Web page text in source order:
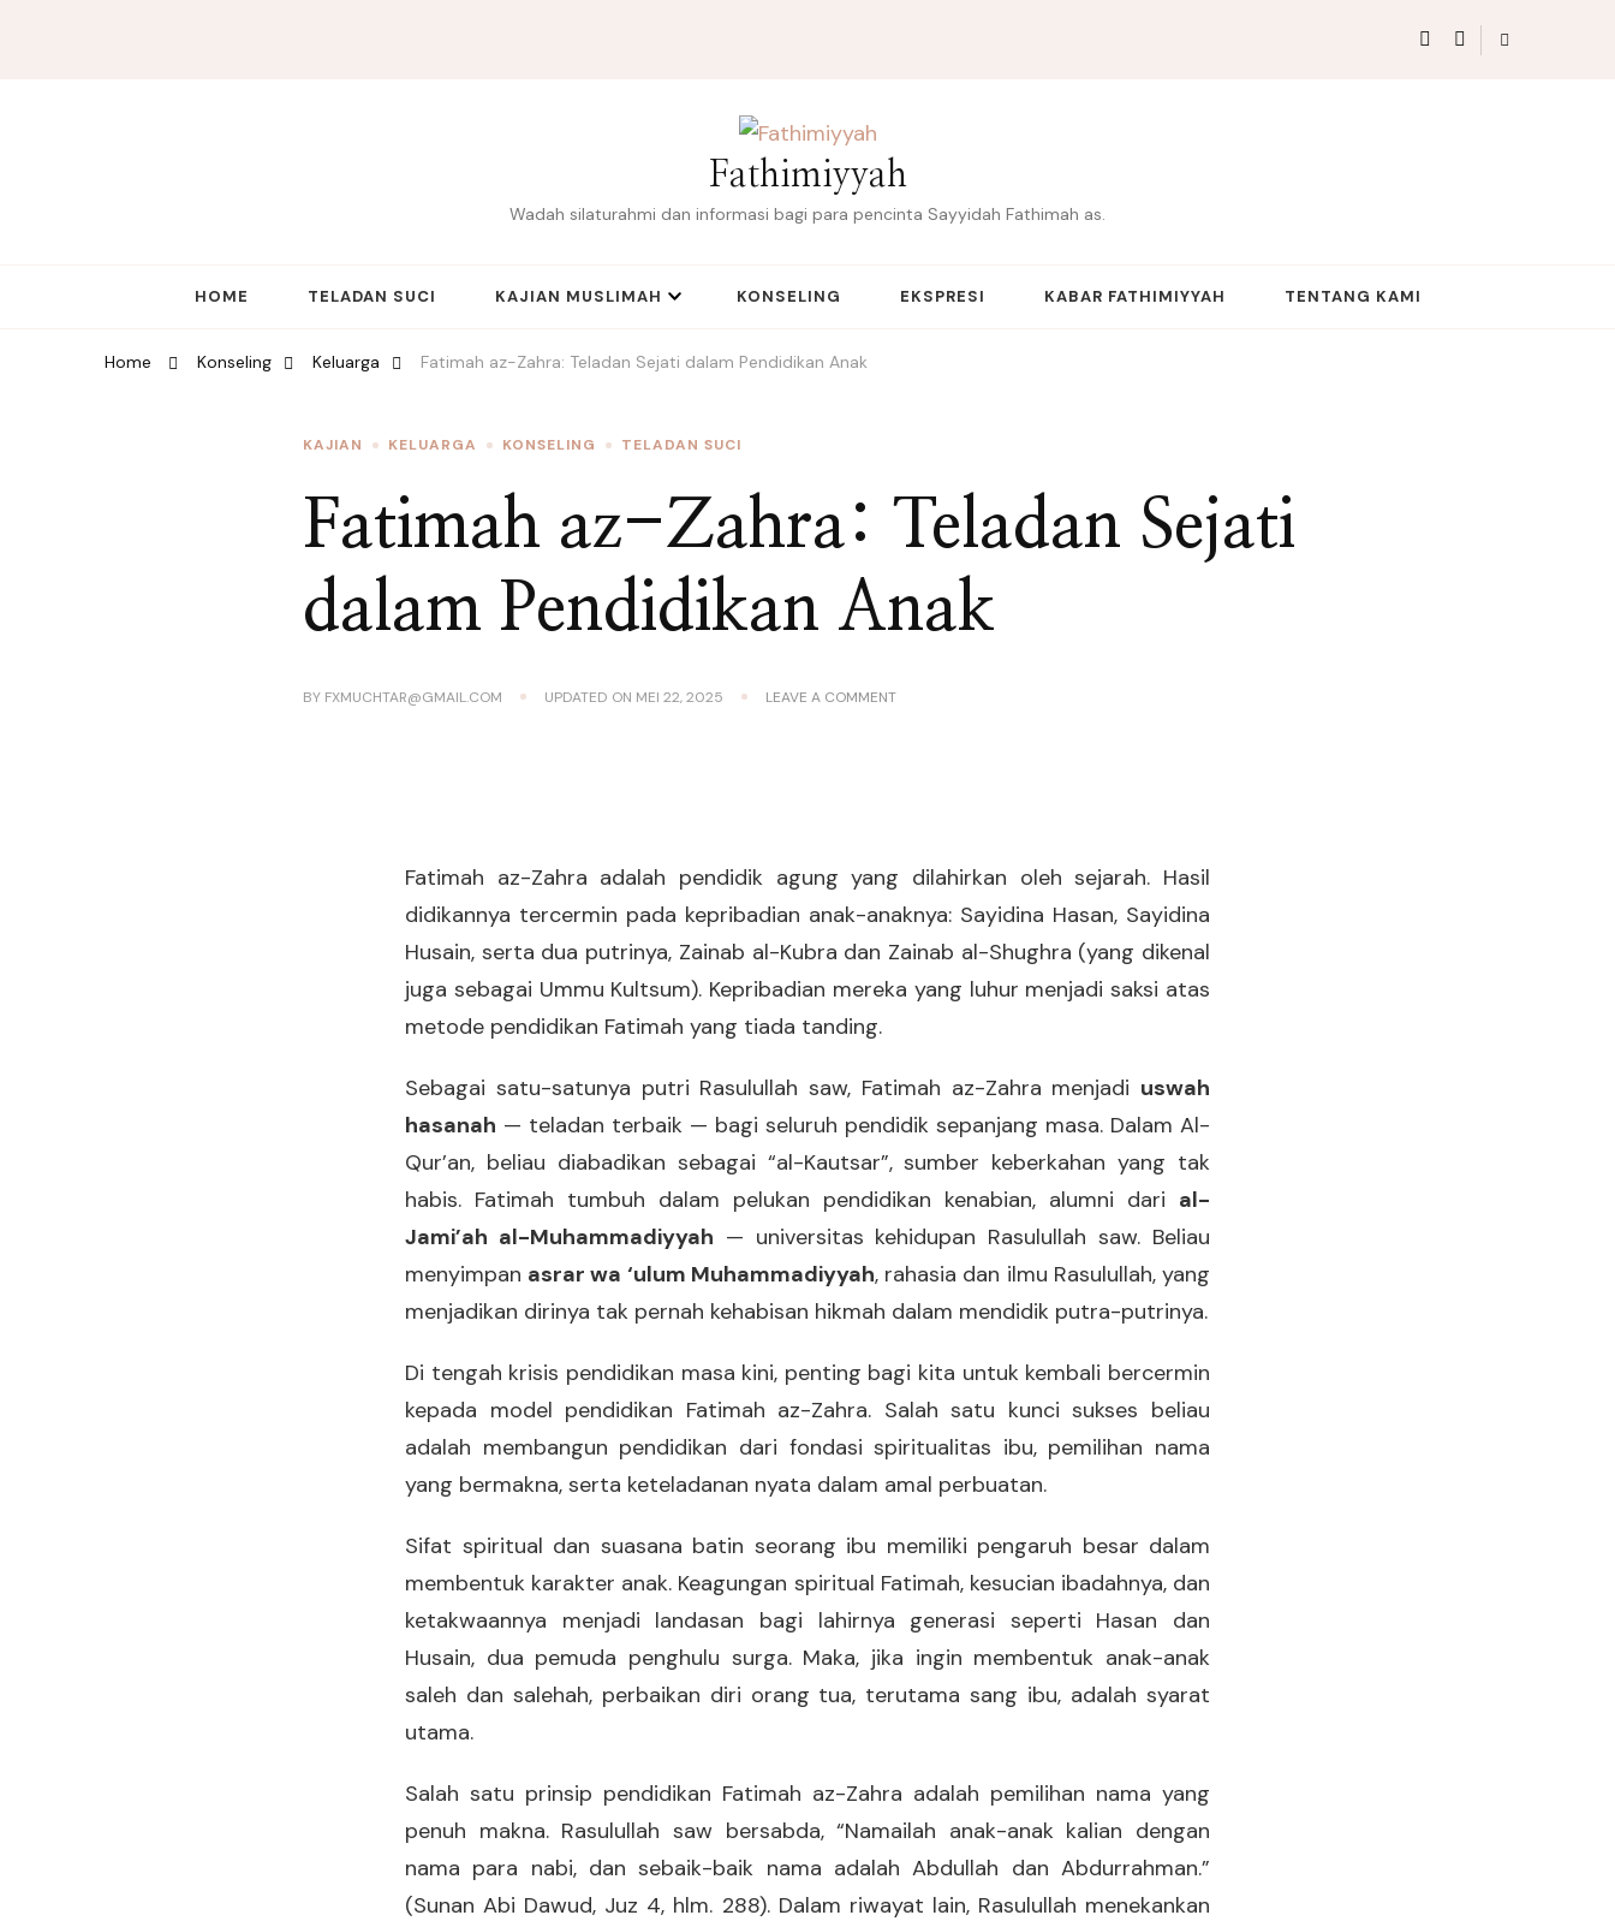
Fathimiyyah
Wadah silaturahmi dan informasi bagi para pencinta Sayyidah Fathimah as.
HOME TELADAN SUCI KAJIAN MUSLIMAH KONSELING EKSPRESI KABAR FATHIMIYYAH TENTANG KAMI
Home Konseling Keluarga Fatimah az-Zahra: Teladan Sejati dalam Pendidikan Anak
KAJIAN KELUARGA KONSELING TELADAN SUCI
Fatimah az-Zahra: Teladan Sejati
dalam Pendidikan Anak
BY FXMUCHTAR@GMAIL.COM UPDATED ON MEI 22, 2025 LEAVE A COMMENTON
Fatimah az-Zahra adalah pendidik agung yang dilahirkan oleh sejarah. Hasil
didikannya tercermin pada kepribadian anak-anaknya: Sayidina Hasan, Sayidina
Husain, serta dua putrinya, Zainab al-Kubra dan Zainab al-Shughra (yang dikenal
juga sebagai Ummu Kultsum). Kepribadian mereka yang luhur menjadi saksi atas
metode pendidikan Fatimah yang tiada tanding.
Sebagai satu-satunya putri Rasulullah saw, Fatimah az-Zahra menjadi uswah
hasanah — teladan terbaik — bagi seluruh pendidik sepanjang masa. Dalam Al-
Qur’an, beliau diabadikan sebagai “al-Kautsar”, sumber keberkahan yang tak
habis. Fatimah tumbuh dalam pelukan pendidikan kenabian, alumni dari al-
Jami’ah al-Muhammadiyyah — universitas kehidupan Rasulullah saw. Beliau
menyimpan asrar wa ‘ulum Muhammadiyyah, rahasia dan ilmu Rasulullah, yang
menjadikan dirinya tak pernah kehabisan hikmah dalam mendidik putra-putrinya.
Di tengah krisis pendidikan masa kini, penting bagi kita untuk kembali bercermin
kepada model pendidikan Fatimah az-Zahra. Salah satu kunci sukses beliau
adalah membangun pendidikan dari fondasi spiritualitas ibu, pemilihan nama
yang bermakna, serta keteladanan nyata dalam amal perbuatan.
Sifat spiritual dan suasana batin seorang ibu memiliki pengaruh besar dalam
membentuk karakter anak. Keagungan spiritual Fatimah, kesucian ibadahnya, dan
ketakwaannya menjadi landasan bagi lahirnya generasi seperti Hasan dan
Husain, dua pemuda penghulu surga. Maka, jika ingin membentuk anak-anak
saleh dan salehah, perbaikan diri orang tua, terutama sang ibu, adalah syarat
utama.
Salah satu prinsip pendidikan Fatimah az-Zahra adalah pemilihan nama yang
penuh makna. Rasulullah saw bersabda, “Namailah anak-anak kalian dengan
nama para nabi, dan sebaik-baik nama adalah Abdullah dan Abdurrahman.”
(Sunan Abi Dawud, Juz 4, hlm. 288). Dalam riwayat lain, Rasulullah menekankan